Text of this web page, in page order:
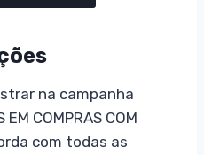
na campanha
EM COMPRAS COM
com todas as